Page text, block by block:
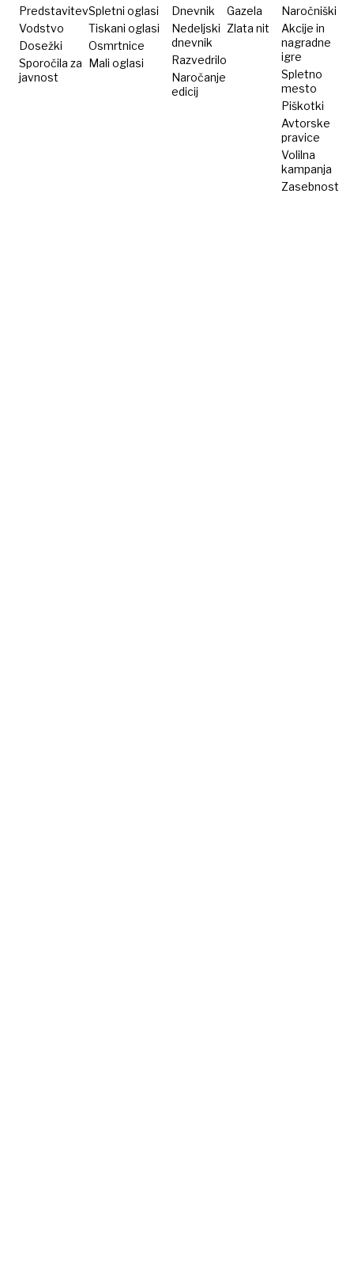
Predstavitev
Vodstvo
Dosežki
Sporočila za
javnost
Spletni oglasi
Tiskani oglasi
Osmrtnice
Mali oglasi
Dnevnik
Nedeljski
dnevnik
Razvedrilo
Naročanje
edicij
Gazela
Zlata nit
Naročniški
Akcije in
nagradne
igre
Spletno
mesto
Piškotki
Avtorske
pravice
Volilna
kampanja
Zasebnost